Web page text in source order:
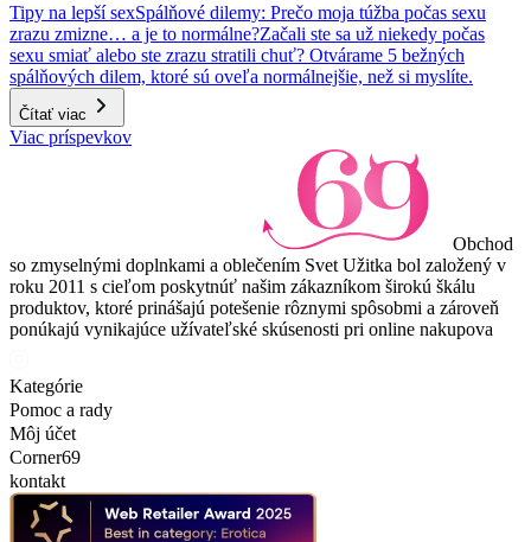
Tipy na lepší sexSpálňové dilemy: Prečo moja túžba počas sexu
zrazu zmizne… a je to normálne?Začali ste sa už niekedy počas
sexu smiať alebo ste zrazu stratili chuť? Otvárame 5 bežných
spálňových dilem, ktoré sú oveľa normálnejšie, než si myslíte.
Čítať viac
Viac príspevkov
Obchod
so zmyselnými doplnkami a oblečením Svet Užitka bol založený v
roku 2011 s cieľom poskytnúť našim zákazníkom širokú škálu
produktov, ktoré prinášajú potešenie rôznymi spôsobmi a zároveň
ponúkajú vynikajúce užívateľské skúsenosti pri online nakupova
Kategórie
Pomoc a rady
Môj účet
Corner69
kontakt